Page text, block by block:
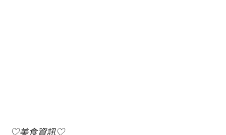
♡美食資訊♡